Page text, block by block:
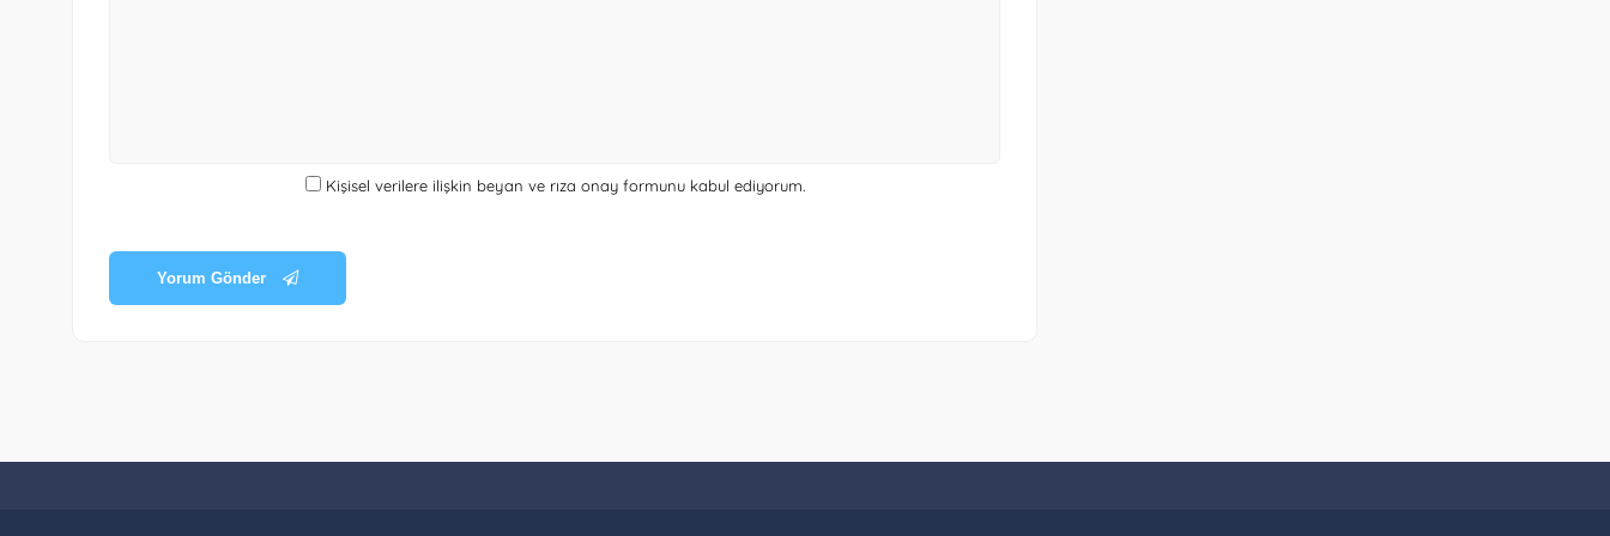
Kişisel verilere ilişkin beyan ve rıza onay formunukabul ediyorum.
Yorum Gönder